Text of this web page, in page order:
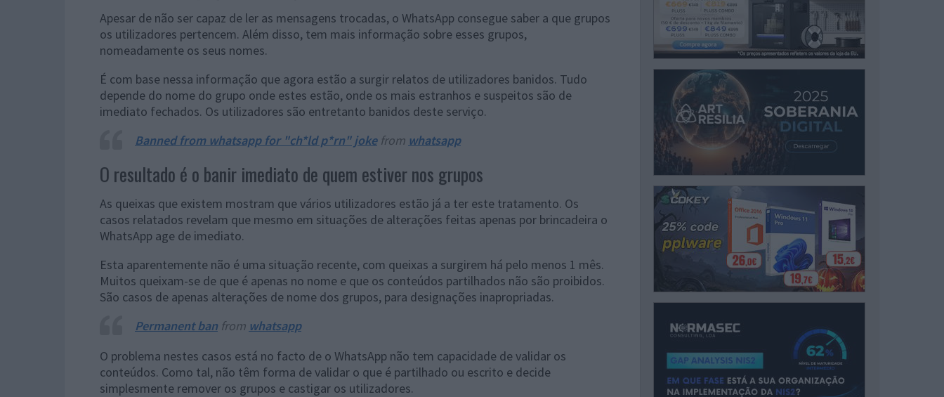
Apesar de não ser capaz de ler as mensagens trocadas, o WhatsApp consegue saber a que grupos
os utilizadores pertencem. Além disso, tem mais informação sobre esses grupos,
nomeadamente os seus nomes.
É com base nessa informação que agora estão a surgir relatos de utilizadores banidos. Tudo
depende do nome do grupo onde estes estão, onde os mais estranhos e suspeitos são de
imediato fechados. Os utilizadores são entretanto banidos deste serviço.
Banned from whatsapp for "ch*ld p*rn" jokefrom whatsapp
O resultado é o banir imediato de quem estiver nos grupos
As queixas que existem mostram que vários utilizadores estão já a ter este tratamento. Os
casos relatados revelam que mesmo em situações de alterações feitas apenas por brincadeira o
WhatsApp age de imediato.
Esta aparentemente não é uma situação recente, com queixas a surgirem há pelo menos 1 mês.
Muitos queixam-se de que é apenas no nome e que os conteúdos partilhados não são proibidos.
São casos de apenas alterações de nome dos grupos, para designações inapropriadas.
Permanent ban from whatsapp
O problema nestes casos está no facto de o WhatsApp não tem capacidade de validar os
conteúdos. Como tal, não têm forma de validar o que é partilhado ou escrito e decide
simplesmente remover os grupos e castigar os utilizadores.